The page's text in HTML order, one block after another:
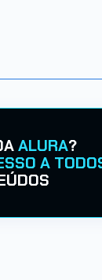
ALURA?
A